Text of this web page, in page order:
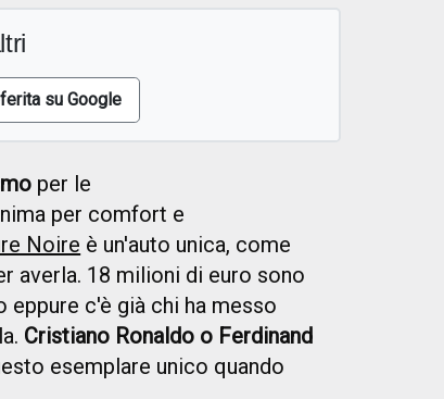
su Google
per le
per comfort e
Noire è un'auto unica, come
averla. 18 milioni di euro sono
eppure c'è già chi ha messo
Cristiano Ronaldo o Ferdinand
esemplare unico quando